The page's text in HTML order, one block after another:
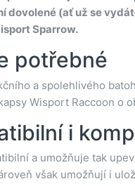
dovolené (ať už se
Sparrow.
potřebné
a spolehlivého
Wisport Raccoon o
i
a umožňuje tak
však umožňují i